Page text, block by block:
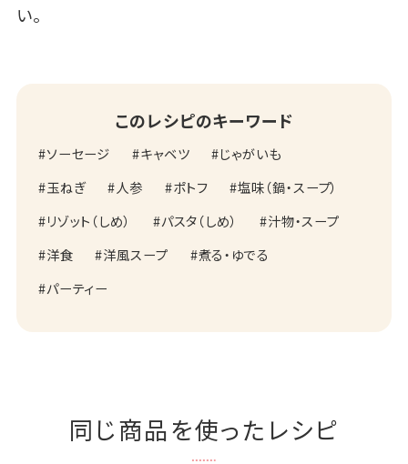
い。
このレシピのキーワード
ソーセージ キャベツ
じゃがいも
玉ねぎ
人参 ポトフ
塩味（鍋・スープ）
リゾット（しめ）
パスタ（しめ）
汁物・スープ
洋食
洋風スープ
煮る・ゆでる
パーティー
同じ商品を使ったレシピ